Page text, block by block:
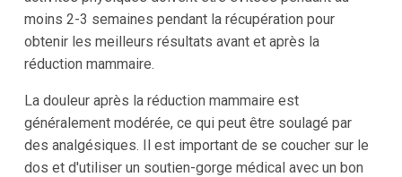
moins 2-3 semaines pendant la récupération pour
obtenir les meilleurs résultats avant et après la
réduction mammaire.
La douleur après la réduction mammaire est
généralement modérée, ce qui peut être soulagé par
des analgésiques. Il est important de se coucher sur le
dos et d'utiliser un soutien-gorge médical avec un bon